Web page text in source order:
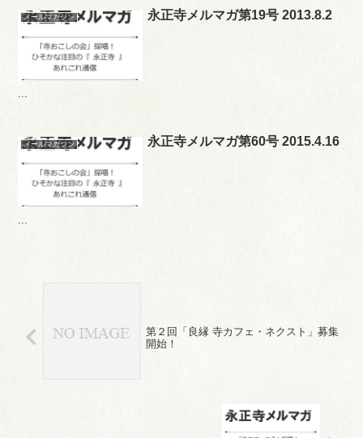
メールマガジン 永正寺メルマガ第19号 2013.8.2
メールマガジン 永正寺メルマガ第60号 2015.4.16
...
第２回「良縁 寺カフェ・ネクスト」募集
開始！